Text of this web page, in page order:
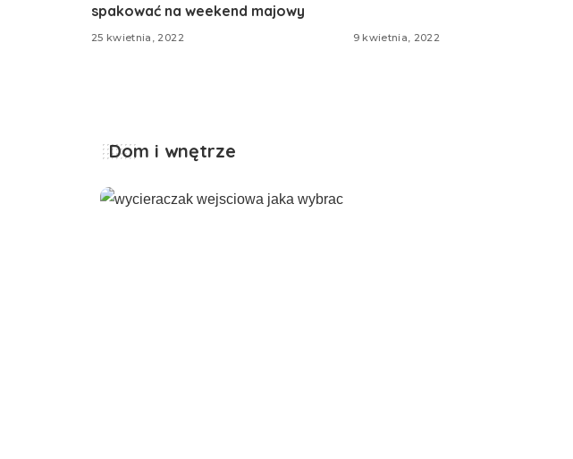
spakować na weekend majowy
25 kwietnia, 2022 9 kwietnia, 2022
Dom i wnętrze